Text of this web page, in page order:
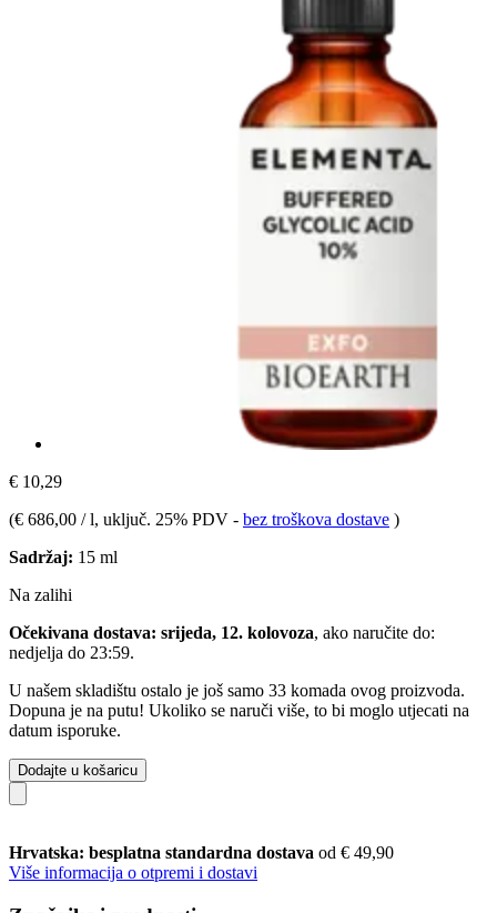
€ 10,29
(€ 686,00 / l, uključ. 25% PDV - bez troškova dostave )
Sadržaj: 15 ml
Na zalihi
Očekivana dostava: srijeda, 12. kolovoza, ako naručite do:
nedjelja do 23:59.
U našem skladištu ostalo je još samo 33 komada ovog proizvoda.
Dopuna je na putu! Ukoliko se naruči više, to bi moglo utjecati na
datum isporuke.
Dodajte u košaricu
Hrvatska: besplatna standardna dostava od € 49,90
Više informacija o otpremi i dostavi